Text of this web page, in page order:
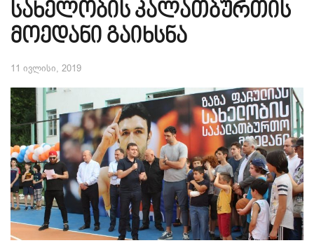
სახელობის კალათბურთის
მოედანი გაიხსნა
11 ივლისი, 2019